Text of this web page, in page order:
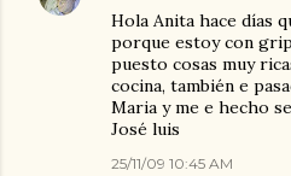
Hola Anita hace días
porque estoy con
puesto cosas muy
cocina, también e
Maria y me e hecho
José luis
25/11/09 10:45 AM